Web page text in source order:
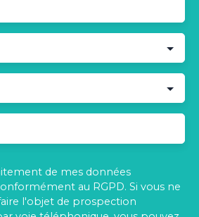
de mes données
au RGPD. Si vous ne
l'objet de prospection